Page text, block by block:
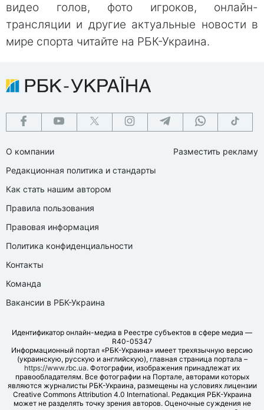
видео голов, фото игроков, онлайн-
трансляции и другие актуальные новости в
мире спорта читайте на РБК-Украина.
О компании
Редакционная политика и стандарты
Как стать нашим автором
Правила пользования
Правовая информация
Политика конфиденциальности
Контакты
Команда
Вакансии в РБК-Украина
Разместить рекламу
Идентификатор онлайн-медиа в Реестре субъектов в сфере медиа —
R40-05347
Информационный портал «РБК-Украина» имеет трехязычную версию
(украинскую, русскую и английскую), главная страница портала –
https://www.rbc.ua. Фотографии, изображения принадлежат их
правообладателям. Все фотографии на Портале, авторами которых
являются журналисты РБК-Украина, размещены на условиях лицензии
Creative Commons Attribution 4.0 International. Редакция РБК-Украина
может не разделять точку зрения авторов. Оценочные суждения не